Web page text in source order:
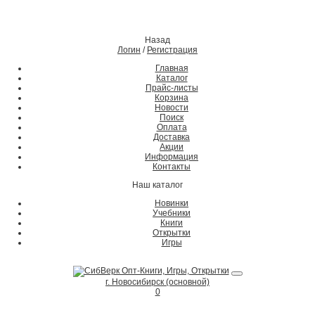
Назад
Логин / Регистрация
Главная
Каталог
Прайс-листы
Корзина
Новости
Поиск
Оплата
Доставка
Акции
Информация
Контакты
Наш каталог
Новинки
Учебники
Книги
Открытки
Игры
г. Новосибирск (основной)
0